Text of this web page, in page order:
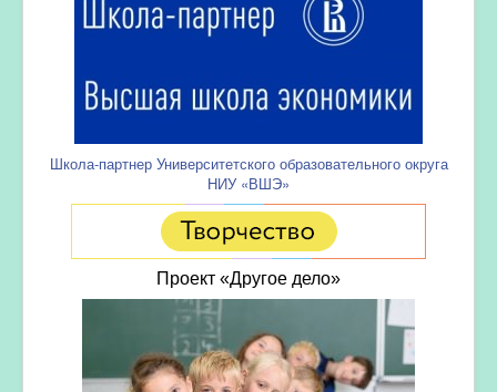
Школа-партнер Университетского образовательного округа
НИУ «ВШЭ»
Проект «Другое дело»